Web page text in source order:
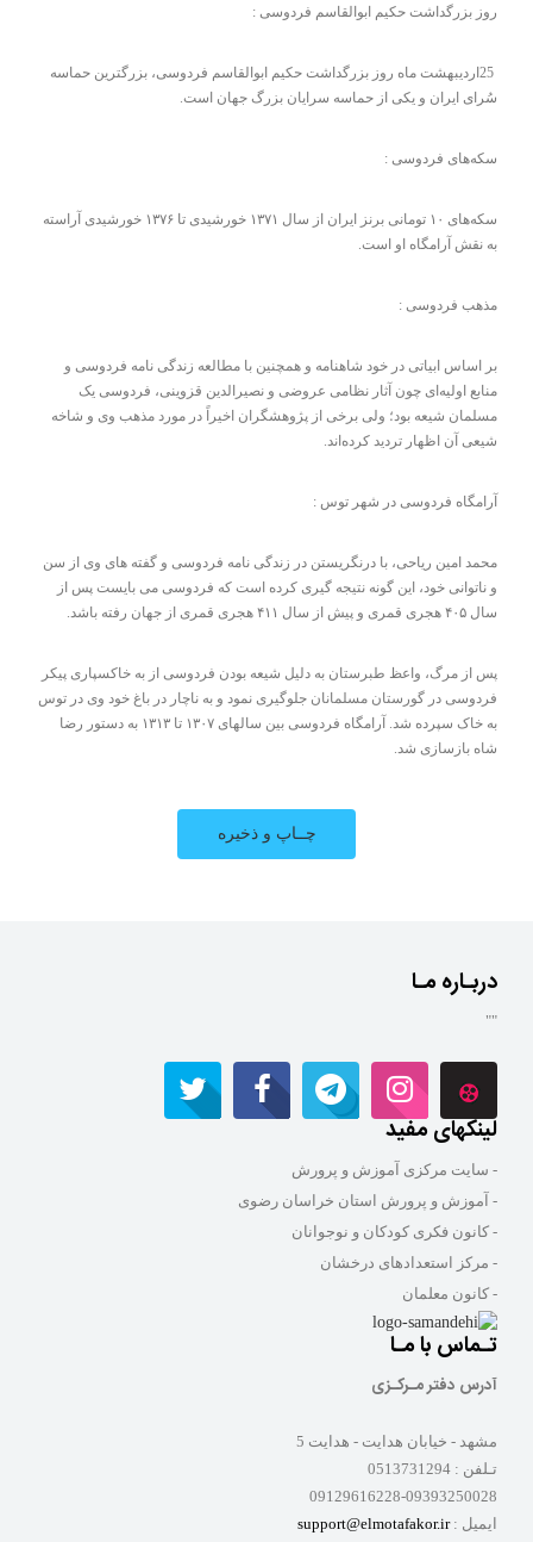
روز بزرگداشت حکیم ابوالقاسم فردوسی :
25اردیبهشت ماه روز بزرگداشت حکیم ابوالقاسم فردوسی، بزرگ‏ترین حماسه
سُرای ایران و یکی از حماسه سرایان بزرگ جهان است.
سکه‌های فردوسی :
سکه‌های ۱۰ تومانی برنز ایران از سال ۱۳۷۱ خورشیدی تا ۱۳۷۶ خورشیدی آراسته
به نقش آرامگاه او است.
مذهب فردوسی :
بر اساس ابیاتی در خود شاهنامه و همچنین با مطالعه زندگی نامه فردوسی و
منابع اولیه‌ای چون آثار نظامی عروضی و نصیرالدین قزوینی، فردوسی یک
مسلمان شیعه بود؛ ولی برخی از پژوهشگران اخیراً در مورد مذهب وی و شاخه
شیعی آن اظهار تردید کرده‌اند.
آرامگاه فردوسی در شهر توس :
محمد امین ریاحی، با درنگریستن در زندگی نامه فردوسی و گفته های وی از سن
و ناتوانی خود، این گونه نتیجه‌ گیری کرده‌ است که فردوسی می بایست پس از
سال ۴۰۵ هجری قمری و پیش از سال ۴۱۱ هجری قمری از جهان رفته باشد.
پس از مرگ، واعظ طبرستان به دلیل شیعه بودن فردوسی از به خاکسپاری پیکر
فردوسی در گورستان مسلمانان جلوگیری نمود و به ناچار در باغ خود وی در توس
به خاک سپرده شد. آرامگاه فردوسی بین سالهای ۱۳۰۷ تا ۱۳۱۳ به دستور رضا
شاه بازسازی شد.
دربـاره مـا
""
لینکهای مفید
- سایت مرکزی آموزش و پرورش
- آموزش و پرورش استان خراسان رضوی
- کانون فکری کودکان و نوجوانان
- مرکز استعدادهای درخشان
- کانون معلمان
تـماس با مـا
آدرس دفتر مـرکـزی
مشهد - خیابان هدایت - هدایت 5
تـلفن : 0513731294
09129616228-09393250028
ایمیل :support@elmotafakor.ir